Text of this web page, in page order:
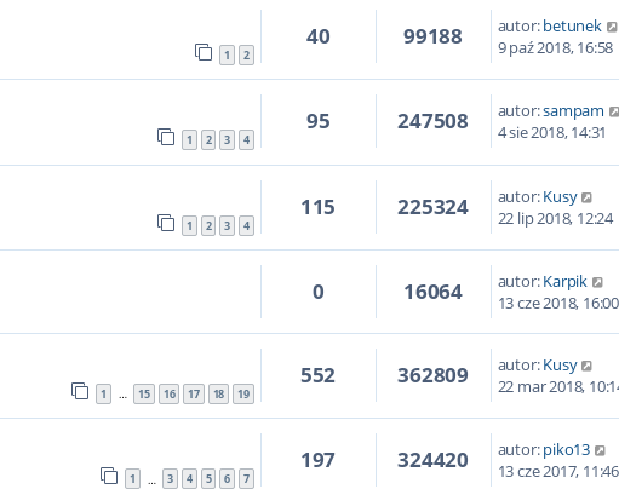
1 2
40 99188 autor:betunek
9 paź 2018, 16:58
1 2 3 4
95 247508 autor:sampam
4 sie 2018, 14:31
1 2 3 4
115 225324 autor:Kusy
22 lip 2018, 12:24
0 16064 autor:Karpik
13 cze 2018, 16:00
1 … 15 16 17 18 19
552 362809 autor:Kusy
22 mar 2018,
1 … 3 4 5 6 7
197 324420 autor:piko13
13 cze 2017, 11:46